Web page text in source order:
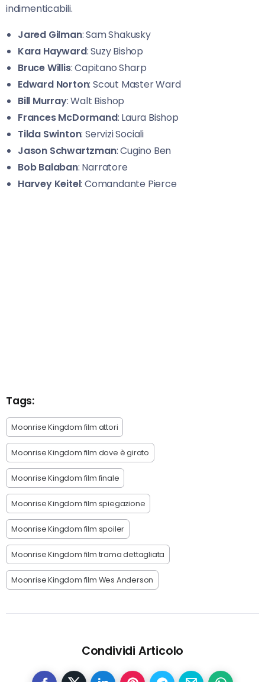
indimenticabili.
Jared Gilman: Sam Shakusky
Kara Hayward: Suzy Bishop
Bruce Willis: Capitano Sharp
Edward Norton: Scout Master Ward
Bill Murray: Walt Bishop
Frances McDormand: Laura Bishop
Tilda Swinton: Servizi Sociali
Jason Schwartzman: Cugino Ben
Bob Balaban: Narratore
Harvey Keitel: Comandante Pierce
Tags:
Moonrise Kingdom film attori
Moonrise Kingdom film dove è girato
Moonrise Kingdom film finale
Moonrise Kingdom film spiegazione
Moonrise Kingdom film spoiler
Moonrise Kingdom film trama dettagliata
Moonrise Kingdom film Wes Anderson
Condividi Articolo